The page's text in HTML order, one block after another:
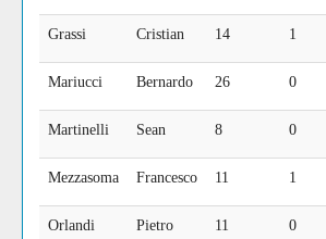
Grassi Cristian 14 1
Mariucci Bernardo 26 0
Martinelli Sean 8 0
Mezzasoma Francesco 11 1
Orlandi Pietro 11 0